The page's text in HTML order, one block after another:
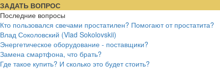
ЗАДАТЬ ВОПРОС
Последние вопросы
Кто пользовался свечами простатилен? Помогают от простатита?
Влад Соколовский (Vlad Sokolovskii)
Энергетическое оборудование - поставщики?
Замена смартфона, что брать?
Где такое купить? И сколько это будет стоить?